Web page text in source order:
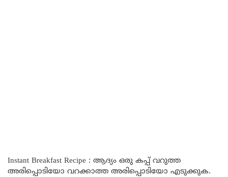
Instant Breakfast Recipe : ആദ്യം ഒരു കപ്പ് വറുത്ത
അരിപ്പൊടിയോ വറക്കാത്ത അരിപ്പൊടിയോ എടുക്കുക.